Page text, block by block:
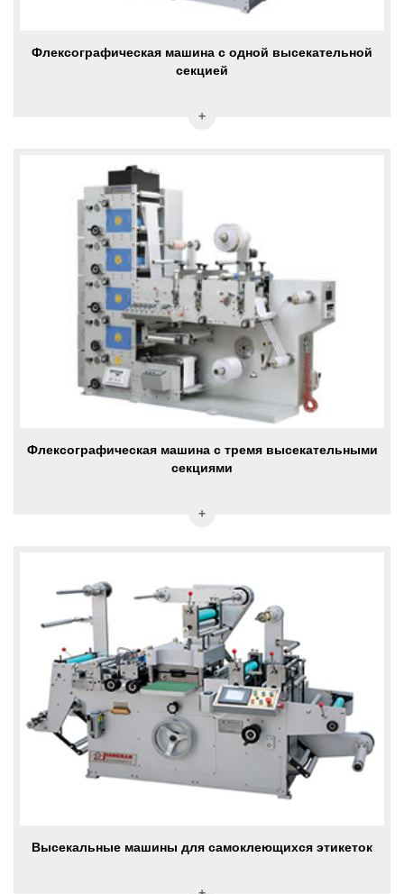
Флексографическая машина с одной высекательной
секцией
Флексографическая машина с тремя высекательными
секциями
Высекальные машины для самоклеющихся этикеток